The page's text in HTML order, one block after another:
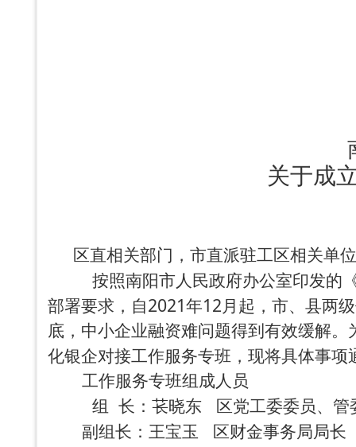
关于成
区直相关部门，市直派驻工区相关单
按照南阳市人民政府办公室印发的
部署要求，自2021年12月起，市、县两
底，中小企业融资难问题得到有效缓解
化银企对接工作服务专班，现将具体事项
工作服务专班组成人员
组
长：苌晓东
区党工委委员、管
副组长：王宝玉
区财金事务局局长